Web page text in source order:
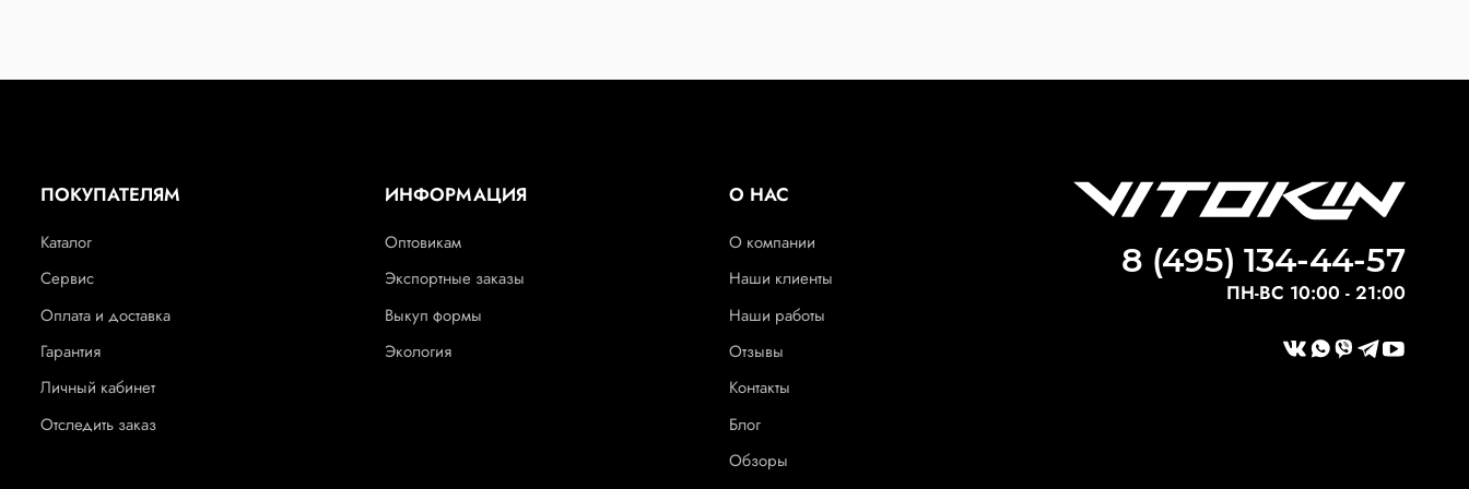
ПОКУПАТЕЛЯМ
Каталог
Сервис
Оплата и доставка
Гарантия
Личный кабинет
Отследить заказ
ИНФОРМАЦИЯ
Оптовикам
Экспортные заказы
Выкуп формы
Экология
О НАС
О компании
Наши клиенты
Наши работы
Отзывы
Контакты
Блог
Обзоры
8 (495) 134-44-57
ПН-ВС 10:00 - 21:00